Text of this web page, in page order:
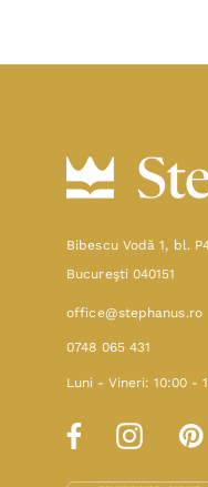
Bibescu Vodă 1, bl.
Bucureşti 040151
office@stephanus.ro
0748 065 431
Luni - Vineri: 10:00 -